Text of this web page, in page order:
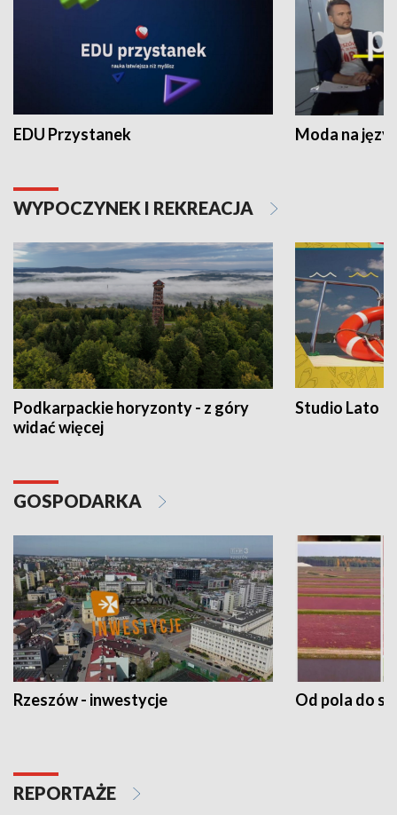
EDU Przystanek Moda na
WYPOCZYNEK I REKREACJA
Podkarpackie horyzonty - z góry
widać więcej
Studio Lato
GOSPODARKA
Rzeszów - inwestycje Od pola do
REPORTAŻE